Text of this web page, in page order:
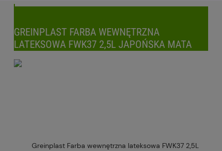
GREINPLAST FARBA WEWNĘTRZNA
LATEKSOWA FWK37 2,5L JAPOŃSKA MATA